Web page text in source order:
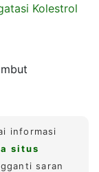
Kolestrol
informasi
situs
saran